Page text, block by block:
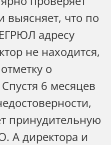
выясняет, что по
адресу
не находится,
о
6 месяцев
принудительную
А директора и